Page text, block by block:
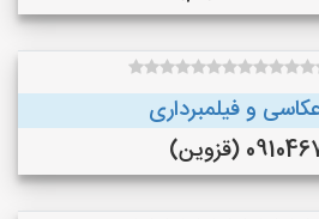
و فیلمبرداری
(قزوین)